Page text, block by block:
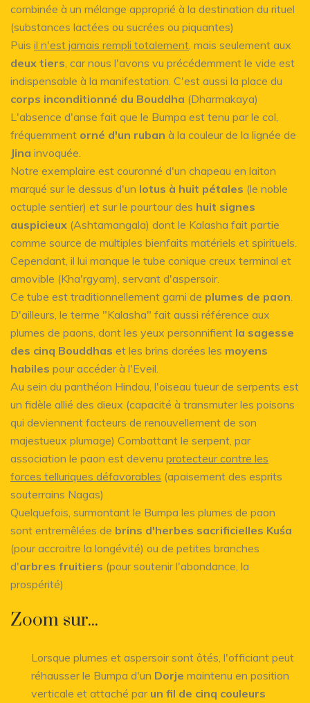
combinée à un mélange approprié à la destination du rituel
(substances lactées ou sucrées ou piquantes)
Puis il n'est jamais rempli totalement , mais seulement aux
deux tiers , car nous l'avons vu précédemment le vide est
indispensable à la manifestation. C'est aussi la place du
corps inconditionné du Bouddha (Dharmakaya)
L'absence d'anse fait que le Bumpa est tenu par le col,
fréquemment orné d'un ruban à la couleur de la lignée de
Jina invoquée.
Notre exemplaire est couronné d'un chapeau en laiton
marqué sur le dessus d'un lotus à huit pétales (le noble
octuple sentier) et sur le pourtour des huit signes
auspicieux (Ashtamangala) dont le Kalasha fait partie
comme source de multiples bienfaits matériels et spirituels.
Cependant, il lui manque le tube conique creux terminal et
amovible (Kha'rgyam), servant d'aspersoir.
Ce tube est traditionnellement garni de plumes de paon
D'ailleurs, le terme "Kalasha" fait aussi référence aux
plumes de paons, dont les yeux personnifient la sagesse
des cinq Bouddhas et les brins dorées les moyens
habiles pour accéder à l'Eveil.
Au sein du panthéon Hindou, l'oiseau tueur de serpents est
un fidèle allié des dieux (capacité à transmuter les poisons
qui deviennent facteurs de renouvellement de son
majestueux plumage) Combattant le serpent, par
association le paon est devenu protecteur contre les
forces telluriques défavorables (apaisement des esprits
souterrains Nagas)
Quelquefois, surmontant le Bumpa les plumes de paon
sont entremêlées de brins d'herbes sacrificielles Kuśa
(pour accroitre la longévité) ou de petites branches
d'arbres fruitiers (pour soutenir l'abondance, la
prospérité)
Zoom sur...
Lorsque plumes et aspersoir sont ôtés, l'officiant peut
réhausser le Bumpa d'un Dorje maintenu en position
verticale et attaché par un fil de cinq couleurs